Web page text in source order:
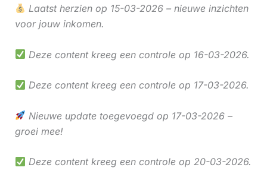
Laatst herzien op 15-03-2026 – nieuwe inzichten
voor jouw inkomen.
Deze content kreeg een controle op 16-03-2026.
Deze content kreeg een controle op 17-03-2026.
Nieuwe update toegevoegd op 17-03-2026 –
groei mee!
Deze content kreeg een controle op 20-03-2026.